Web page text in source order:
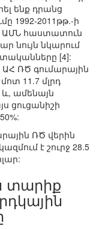
ենք դրանց
1992-2011թթ.-ի
ԱՄՆ հաստատուն
նույն նկարում
[4]:
ՌԾ գումարային
11.7 մլրդ
ամենայն
ցուցանիշի
ՌԾ վերին
է շուրջ 28.5
տարիք